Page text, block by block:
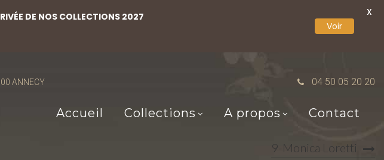
ANNECY 04 50 05 20 20
Accueil Collections A propos Contact
9-Monica Loretti
DE NOS COLLECTIONS 2027
Voir
X